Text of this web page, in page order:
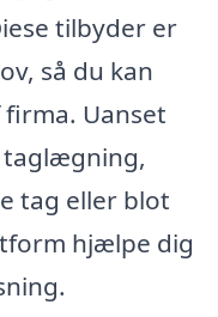
tilbyder er
så du kan
Uanset
taglægning,
tag eller blot
hjælpe dig